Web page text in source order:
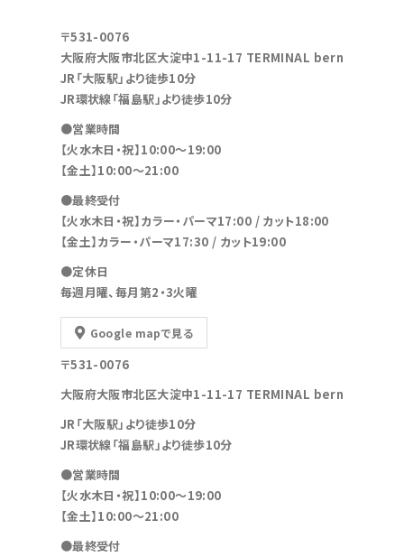
〒531-0076
大阪府大阪市北区大淀中1-11-17 TERMINAL bern
JR「大阪駅」より徒歩10分
JR環状線「福島駅」より徒歩10分
●営業時間
【火水木日・祝】10:00～19:00
【金土】10:00〜21:00
●最終受付
【火水木日・祝】カラー・パーマ17:00 / カット18:00
【金土】カラー・パーマ17:30 / カット19:00
●定休日
毎週月曜、毎月第2・3火曜
Google mapで見る
〒531-0076
大阪府大阪市北区大淀中1-11-17 TERMINAL bern
JR「大阪駅」より徒歩10分
JR環状線「福島駅」より徒歩10分
●営業時間
【火水木日・祝】10:00～19:00
【金土】10:00〜21:00
●最終受付